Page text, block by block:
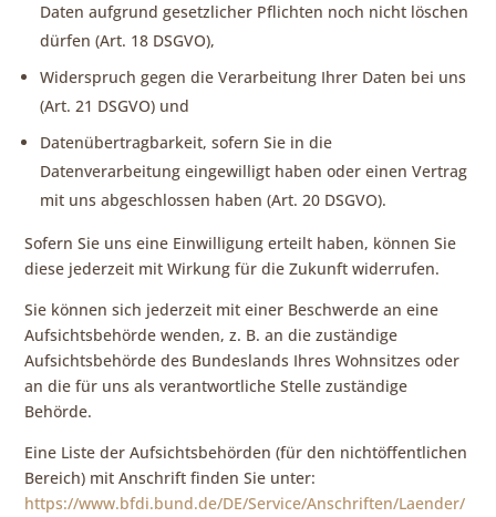
Daten aufgrund gesetzlicher Pflichten noch nicht löschen
dürfen (Art. 18 DSGVO),
Widerspruch gegen die Verarbeitung Ihrer Daten bei uns
(Art. 21 DSGVO) und
Datenübertragbarkeit, sofern Sie in die
Datenverarbeitung eingewilligt haben oder einen Vertrag
mit uns abgeschlossen haben (Art. 20 DSGVO).
Sofern Sie uns eine Einwilligung erteilt haben, können Sie
diese jederzeit mit Wirkung für die Zukunft widerrufen.
Sie können sich jederzeit mit einer Beschwerde an eine
Aufsichtsbehörde wenden, z. B. an die zuständige
Aufsichtsbehörde des Bundeslands Ihres Wohnsitzes oder
an die für uns als verantwortliche Stelle zuständige
Behörde.
Eine Liste der Aufsichtsbehörden (für den nichtöffentlichen
Bereich) mit Anschrift finden Sie unter:
https://www.bfdi.bund.de/DE/Service/Anschriften/Laender/